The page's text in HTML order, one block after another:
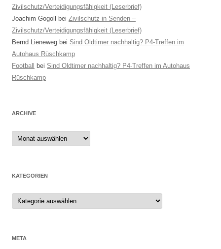
Zivilschutz/Verteidigungsfähigkeit (Leserbrief)
Joachim Gogoll
bei Zivilschutz in Senden –
Zivilschutz/Verteidigungsfähigkeit (Leserbrief)
Bernd Lieneweg bei Sind Oldtimer nachhaltig? P4-Treffen im
Autohaus Rüschkamp
Football
bei Sind Oldtimer nachhaltig? P4-Treffen im Autohaus
Rüschkamp
ARCHIVE
Archive
KATEGORIEN
Kategorien
META